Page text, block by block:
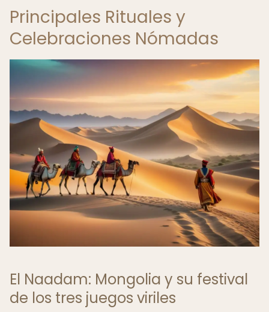
Principales Rituales y
Celebraciones Nómadas
El Naadam: Mongolia y su festival
de los tres juegos viriles